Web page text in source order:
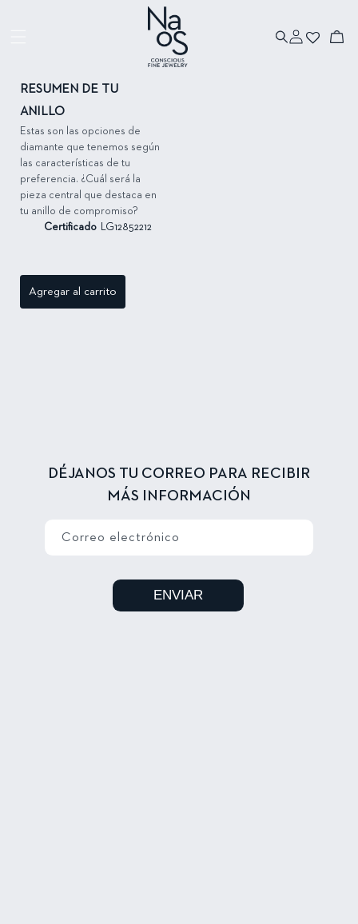
sesión
Carrito
RESUMEN DE TU
ANILLO
Estas son las opciones de
diamante que tenemos según
las características de tu
preferencia. ¿Cuál será la
pieza central que destaca en
tu anillo de compromiso?
Certificado LG12852212
Agregar al carrito
DÉJANOS TU CORREO PARA RECIBIR
MÁS INFORMACIÓN
Correo electrónico
ENVIAR